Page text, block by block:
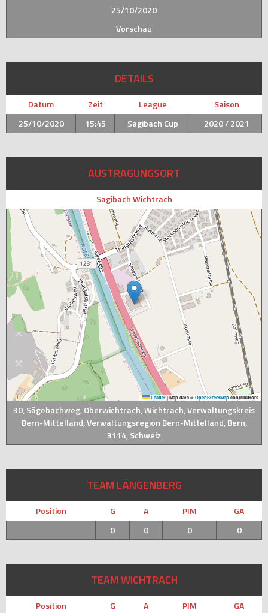
25/10/2020
Vorschau
DETAILS
Datum Zeit League
Saison
25/10/2020
15:45 Sagibach Cup 2020 / 2021
AUSTRAGUNGSORT
Sagibach Wichtrach
Leaflet | Map data © OpenStreetMap contributors
30, Sägebachweg, Oberwichtrach, Wichtrach, Verwaltungskreis
Bern-Mittelland, Verwaltungsregion Bern-Mittelland, Bern,
3114, Schweiz
TEAM LÄNGENBERG
Position G A PIM
GA
0
0 0 0
TEAM WICHTRACH
Position G A PIM
GA